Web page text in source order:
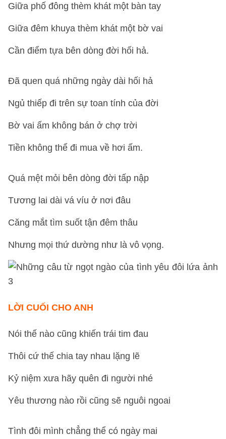
Giữa phố đông thèm khát một bàn tay
Giữa đêm khuya thèm khát một bờ vai
Cần điểm tựa bên dòng đời hối hả.
Đã quen quá những ngày dài hối hả
Ngủ thiếp đi trên sự toan tính của đời
Bờ vai ấm không bán ở chợ trời
Tiền không thể đi mua về hơi ấm.
Quá mệt mỏi bên dòng đời tấp nập
Tương lai dài vá víu ở nơi đâu
Căng mắt tìm suốt tận đêm thâu
Nhưng mọi thứ dường như là vô vọng.
LỜI CUỐI CHO ANH
Nói thế nào cũng khiến trái tim đau
Thôi cứ thế chia tay nhau lặng lẽ
Kỷ niệm xưa hãy quên đi người nhé
Yêu thương nào rồi cũng sẽ nguôi ngoai
Tình đôi mình chẳng thể có ngày mai